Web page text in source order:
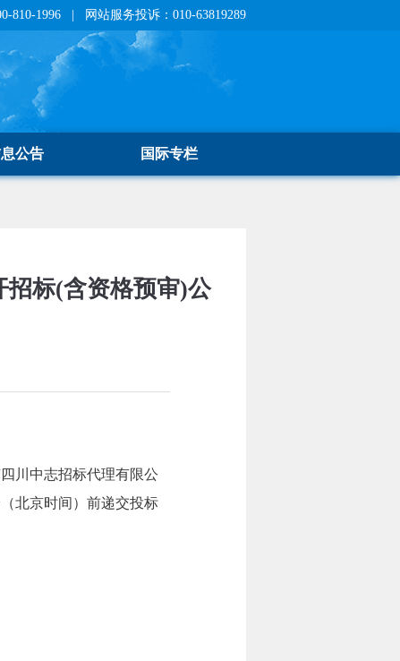
810-1996 | 网站服务投诉：010-63819289
公告 国际专栏
招标(含资格预审)公
川中志招标代理有限公
（北京时间）前递交投标